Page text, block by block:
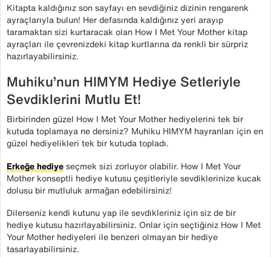
Kitapta kaldığınız son sayfayı en sevdiğiniz dizinin rengarenk
ayraçlarıyla bulun! Her defasında kaldığınız yeri arayıp
taramaktan sizi kurtaracak olan How I Met Your Mother kitap
ayraçları ile çevrenizdeki kitap kurtlarına da renkli bir sürpriz
hazırlayabilirsiniz.
Muhiku’nun HIMYM Hediye Setleriyle
Sevdiklerini Mutlu Et!
Birbirinden güzel How I Met Your Mother hediyelerini tek bir
kutuda toplamaya ne dersiniz? Muhiku HIMYM hayranları için en
güzel hediyelikleri tek bir kutuda topladı.
Erkeğe hediyeseçmek sizi zorluyor olabilir. How I Met Your
Mother konseptli hediye kutusu çeşitleriyle sevdiklerinize kucak
dolusu bir mutluluk armağan edebilirsiniz!
Dilerseniz kendi kutunu yap ile sevdikleriniz için siz de bir
hediye kutusu hazırlayabilirsiniz. Onlar için seçtiğiniz How I Met
Your Mother hediyeleri ile benzeri olmayan bir hediye
tasarlayabilirsiniz.